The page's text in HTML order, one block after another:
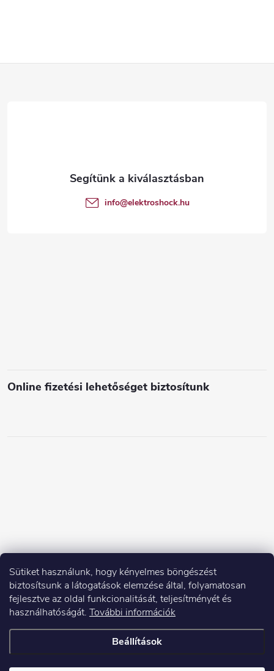
Sütiket használunk, hogy kényelmes böngészést
biztosítsunk a látogatások elemzése által, folyamatosan
fejlesztve az oldal funkcionalitását, teljesítményét és
használhatóságát. További információk
Beállítások
Online fizetési lehetőséget biztosítunk
info@elektroshock.hu
Copyright 2026Elektroshock.hu. Minden jog fenntartva.